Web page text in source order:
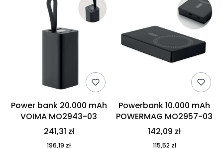
Power bank 20.000 mAh
VOIMA MO2943-03
241,31 zł
196,19 zł
Powerbank 10.000 mAh
POWERMAG MO2957-03
142,09 zł
115,52 zł